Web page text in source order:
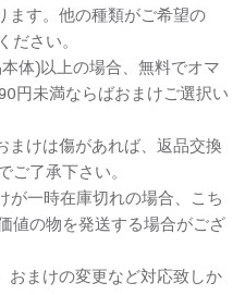
ます。他の種類がご希望の
さい。
体)以上の場合、無料でオマ
円未満ならばおまけご選択い
まけは傷があれば、返品交換
ご了承下さい。
が一時在庫切れの場合、こち
値の物を発送する場合がござ
おまけの変更など対応致しか